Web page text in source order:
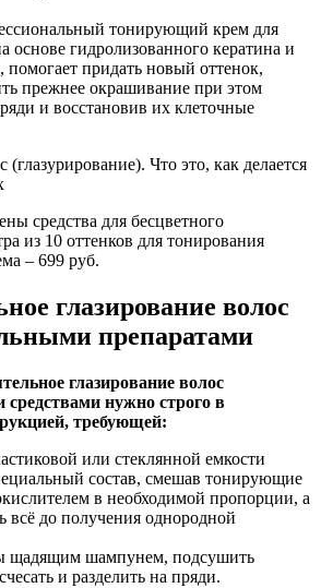
тонирующий крем для
основе гидролизованного кератина и
придать новый оттенок,
прежнее окрашивание при этом
и восстановив их клеточные
средства для бесцветного
из 10 оттенков для тонирования
– 699 руб.
глазирование волос
препаратами
глазирование волос
нужно строго в
требующей:
или стеклянной емкости
состав, смешав тонирующие
в необходимой пропорции, а
всё до получения однородной
щадящим шампунем, подсушить
и разделить на пряди.